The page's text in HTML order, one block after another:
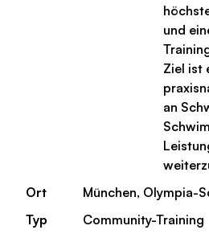
und
Ziel ist
an
Ort
München, Olympia-
Typ
Community-Training